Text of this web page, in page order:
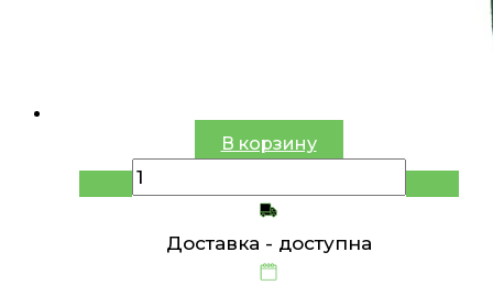
В корзину
Доставка - доступна